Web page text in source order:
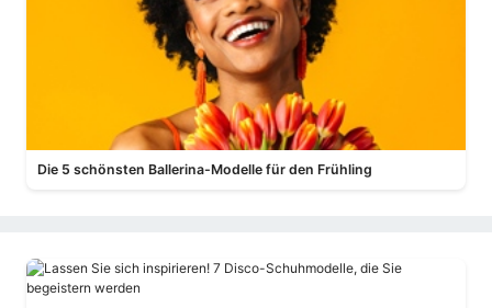
Die 5 schönsten Ballerina-Modelle für den Frühling